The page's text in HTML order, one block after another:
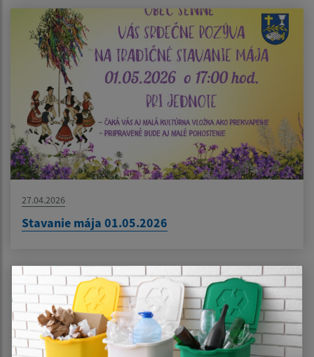
27.04.2026
Stavanie mája 01.05.2026